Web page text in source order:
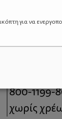
800-1199-
χωρίς
για να